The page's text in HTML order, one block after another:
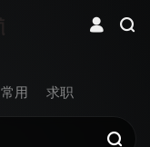
常用 求职